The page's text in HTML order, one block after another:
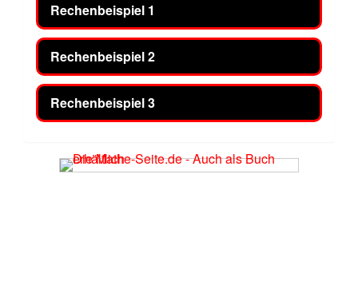
Rechenbeispiel 1
Rechenbeispiel 2
Rechenbeispiel 3